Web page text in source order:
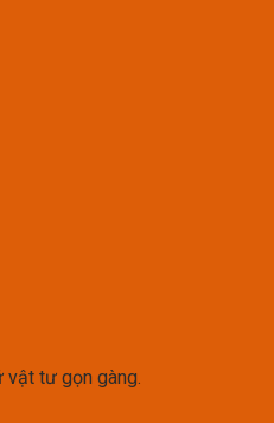
vật tư gọn gàng.